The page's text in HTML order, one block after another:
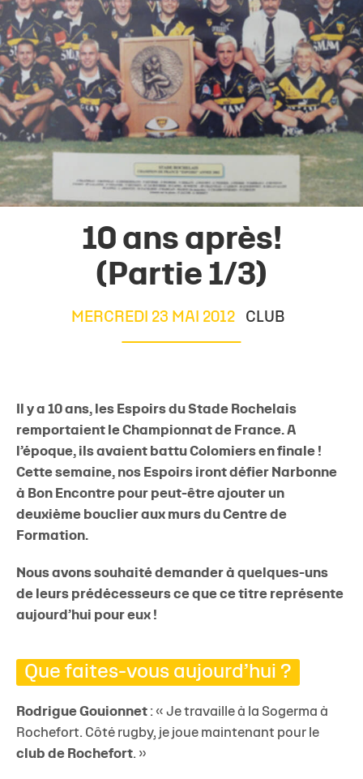
10 ans après!
(Partie 1/3)
MERCREDI 23 MAI 2012 CLUB
Il y a 10 ans, les Espoirs du Stade Rochelais
remportaient le Championnat de France. A
l’époque, ils avaient battu Colomiers en finale !
Cette semaine, nos Espoirs iront défier Narbonne
à Bon Encontre pour peut-être ajouter un
deuxième bouclier aux murs du Centre de
Formation.
Nous avons souhaité demander à quelques-uns
de leurs prédécesseurs ce que ce titre représente
aujourd’hui pour eux !
Que faites-vous aujourd’hui ?
Rodrigue Gouionnet : « Je travaille à la Sogerma à
Rochefort. Côté rugby, je joue maintenant pour le
club de Rochefort. »